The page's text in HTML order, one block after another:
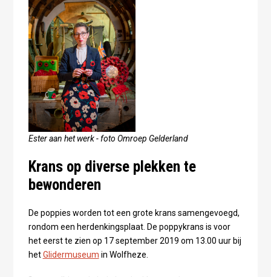
Ester aan het werk - foto Omroep Gelderland
Krans op diverse plekken te
bewonderen
De poppies worden tot een grote krans samengevoegd,
rondom een herdenkingsplaat. De poppykrans is voor
het eerst te zien op 17 september 2019 om 13.00 uur bij
hetGlidermuseum in Wolfheze.